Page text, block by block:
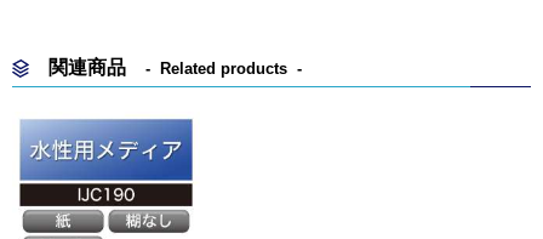
関連商品 Related products